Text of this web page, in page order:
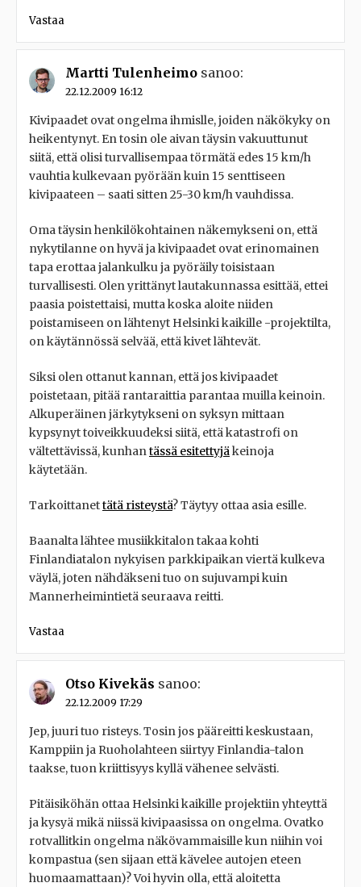
Vastaa
Martti Tulenheimo sanoo:
22.12.2009 16:12
Kivipaadet ovat ongelma ihmislle, joiden näkökyky on
heikentynyt. En tosin ole aivan täysin vakuuttunut
siitä, että olisi turvallisempaa törmätä edes 15 km/h
vauhtia kulkevaan pyörään kuin 15 senttiseen
kivipaateen – saati sitten 25-30 km/h vauhdissa.
Oma täysin henkilökohtainen näkemykseni on, että
nykytilanne on hyvä ja kivipaadet ovat erinomainen
tapa erottaa jalankulku ja pyöräily toisistaan
turvallisesti. Olen yrittänyt lautakunnassa esittää, ettei
paasia poistettaisi, mutta koska aloite niiden
poistamiseen on lähtenyt Helsinki kaikille -projektilta,
on käytännössä selvää, että kivet lähtevät.
Siksi olen ottanut kannan, että jos kivipaadet
poistetaan, pitää rantaraittia parantaa muilla keinoin.
Alkuperäinen järkytykseni on syksyn mittaan
kypsynyt toiveikkuudeksi siitä, että katastrofi on
vältettävissä, kunhantässä esitettyjäkeinoja
käytetään.
Tarkoittanettätä risteystä? Täytyy ottaa asia esille.
Baanalta lähtee musiikkitalon takaa kohti
Finlandiatalon nykyisen parkkipaikan viertä kulkeva
väylä, joten nähdäkseni tuo on sujuvampi kuin
Mannerheimintietä seuraava reitti.
Vastaa
Otso Kivekäs sanoo:
22.12.2009 17:29
Jep, juuri tuo risteys. Tosin jos pääreitti keskustaan,
Kamppiin ja Ruoholahteen siirtyy Finlandia-talon
taakse, tuon kriittisyys kyllä vähenee selvästi.
Pitäisiköhän ottaa Helsinki kaikille projektiin yhteyttä
ja kysyä mikä niissä kivipaasissa on ongelma. Ovatko
rotvallitkin ongelma näkövammaisille kun niihin voi
kompastua (sen sijaan että kävelee autojen eteen
huomaamattaan)? Voi hyvin olla, että aloitetta